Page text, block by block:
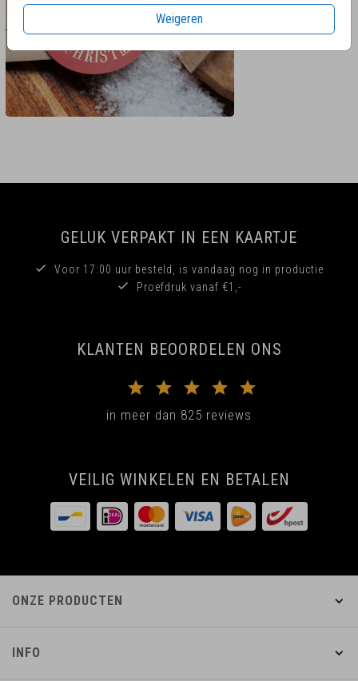
Weigeren
GELUK VERPAKT IN EEN KAARTJE
Voor 17:00 uur besteld, is vandaag nog in productie
Proefdruk vanaf €1,-
KLANTEN BEOORDELEN ONS
in meer dan 825 reviews
VEILIG WINKELEN EN BETALEN
ONZE PRODUCTEN
INFO